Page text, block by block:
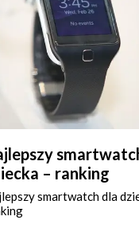
– ranking
smartwatch dla